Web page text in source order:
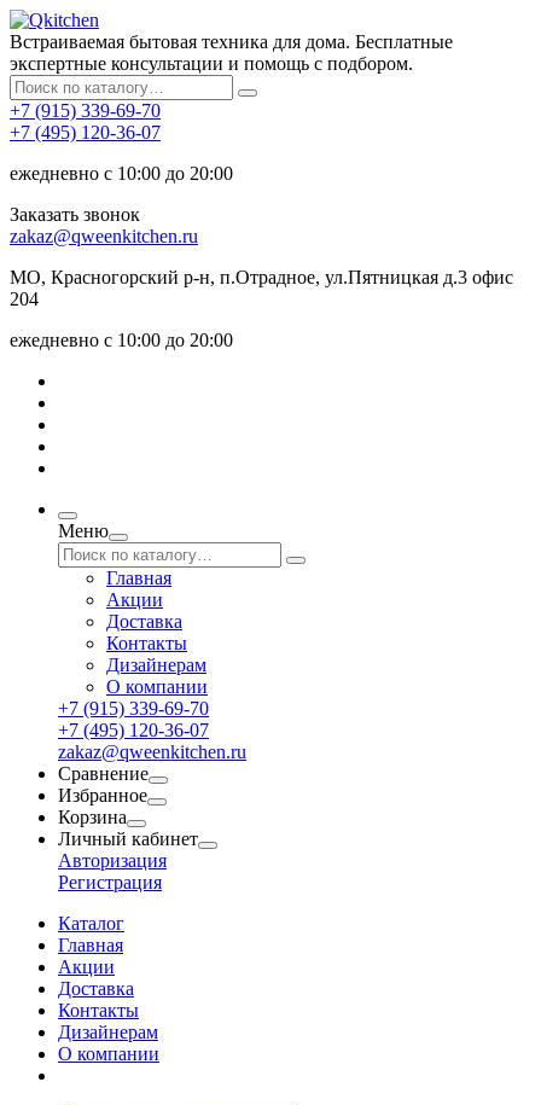
Встраиваемая бытовая техника для дома. Бесплатные
экспертные консультации и помощь с подбором.
+7 (915) 339-69-70
+7 (495) 120-36-07
ежедневно с 10:00 до 20:00
Заказать звонок
zakaz@qweenkitchen.ru
МО, Красногорский р-н, п.Отрадное, ул.Пятницкая д.3 офис
204
ежедневно с 10:00 до 20:00
Меню
Главная
Акции
Доставка
Контакты
Дизайнерам
О компании
+7 (915) 339-69-70
+7 (495) 120-36-07
zakaz@qweenkitchen.ru
Сравнение
Избранное
Корзина
Личный кабинет
Авторизация
Регистрация
Каталог
Главная
Акции
Доставка
Контакты
Дизайнерам
О компании